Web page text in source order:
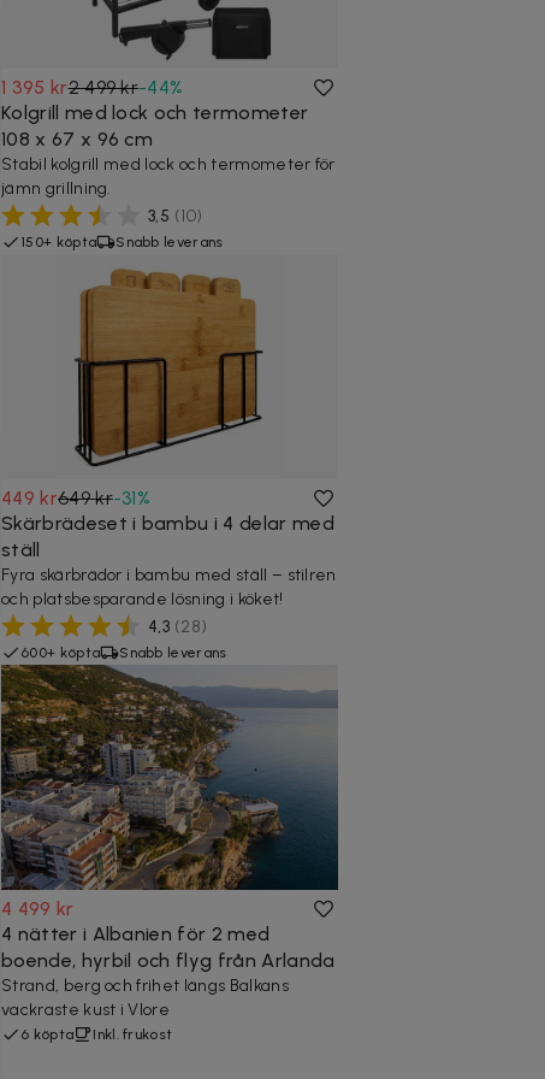
1 395 kr2 499 kr-44%
Kolgrill med lock och termometer
108 x 67 x 96 cm
Stabil kolgrill med lock och termometer för
jämn grillning.
3,5 (10)
150+ köpta Snabb leverans
449 kr649 kr-31%
Skärbrädeset i bambu i 4 delar med
ställ
Fyra skärbrädor i bambu med ställ – stilren
och platsbesparande lösning i köket!
4,3 (28)
600+ köpta Snabb leverans
4 499 kr
4 nätter i Albanien för 2 med
boende, hyrbil och flyg från Arlanda
Strand, berg och frihet längs Balkans
vackraste kust i Vlore
6 köpta Inkl. frukost